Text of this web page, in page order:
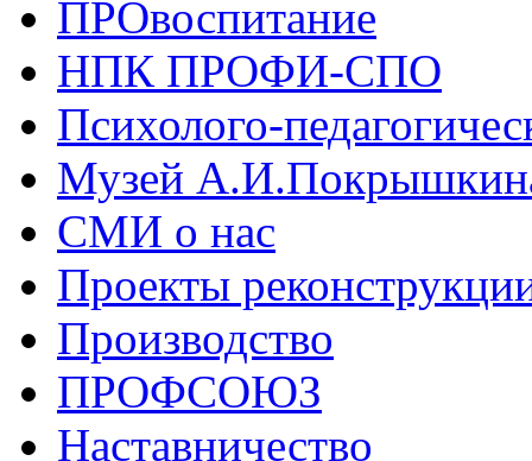
ПРОвоспитание
НПК ПРОФИ-СПО
Психолого-
Музей
СМИ о нас
Проекты
Производство
ПРОФСОЮЗ
Наставничество